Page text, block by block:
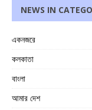
NEWS IN
একনজরে
কলকাতা
বাংলা
আমার দেশ